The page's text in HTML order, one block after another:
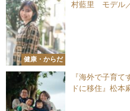
健康・からだ
村藍里 モデル
『海外で子育
ドに移住』松